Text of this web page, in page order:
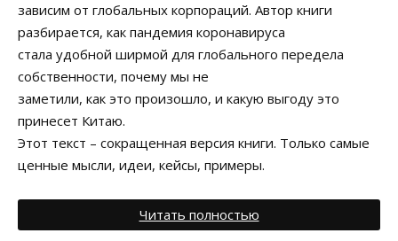
зависим от глобальных корпораций. Автор книги
разбирается, как пандемия коронавируса
стала удобной ширмой для глобального передела
собственности, почему мы не
заметили, как это произошло, и какую выгоду это
принесет Китаю.
Этот текст – сокращенная версия книги. Только самые
ценные мысли, идеи, кейсы, примеры.
Читать полностью